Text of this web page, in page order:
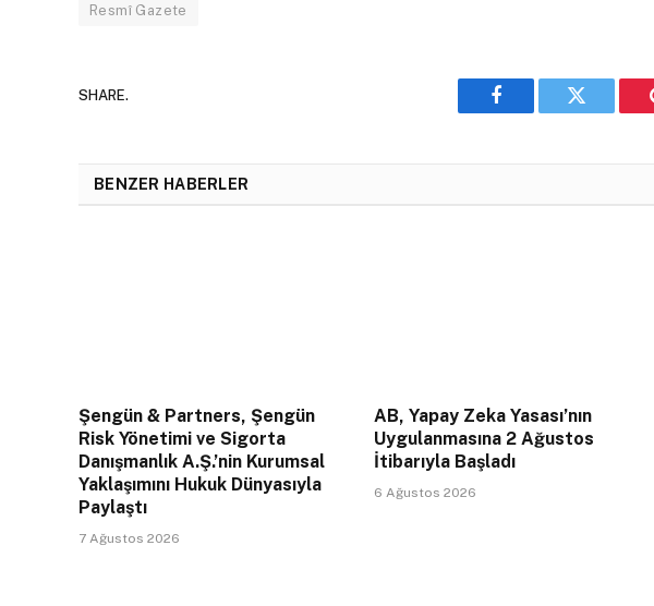
Resmî Gazete
SHARE.
Facebook Twitter
BENZER HABERLER
Şengün & Partners, Şengün
Risk Yönetimi ve Sigorta
Danışmanlık A.Ş.’nin Kurumsal
Yaklaşımını Hukuk Dünyasıyla
Paylaştı
7 Ağustos 2026
AB, Yapay Zeka Yasası’nın
Uygulanmasına 2 Ağustos
İtibarıyla Başladı
6 Ağustos 2026